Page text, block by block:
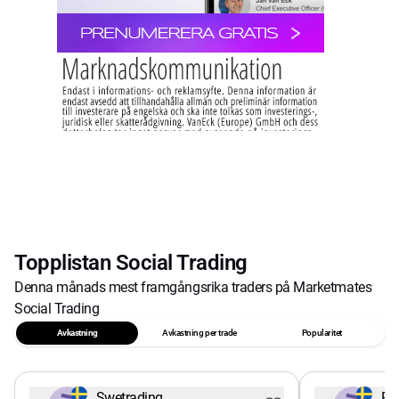
Topplistan Social Trading
Denna månads mest framgångsrika traders på Marketmates
Social Trading
Avkastning Avkastning per trade Popularitet